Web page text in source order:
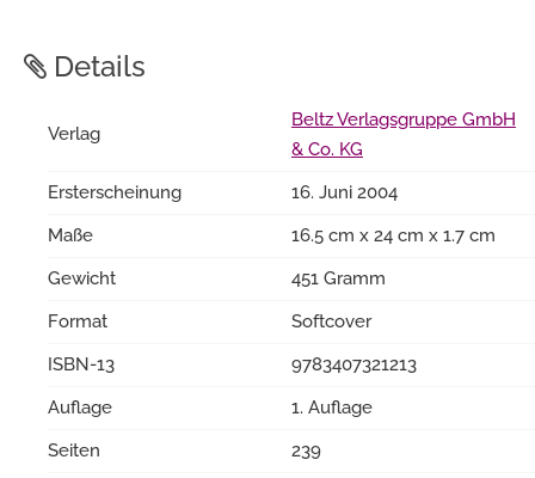
Details
Verlag
Beltz Verlagsgruppe GmbH
& Co. KG
Ersterscheinung
16. Juni 2004
Maße
16.5 cm x 24 cm x 1.7 cm
Gewicht
451 Gramm
Format
Softcover
ISBN-13
9783407321213
Auflage
1. Auflage
Seiten
239